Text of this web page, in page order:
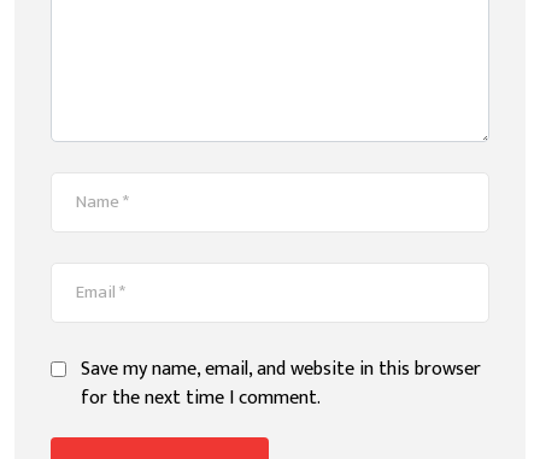
Save my name, email, and website in this browser
for the next time I comment.